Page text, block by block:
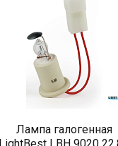
Лампа галогенная